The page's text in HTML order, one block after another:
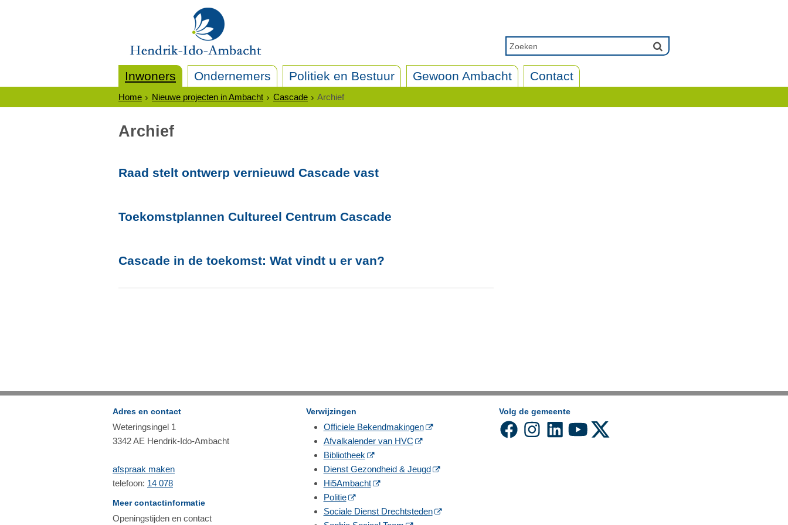
Inwoners Ondernemers Politiek en Bestuur Gewoon Ambacht Contact
Home Nieuwe projecten in Ambacht Cascade Archief
Archief
Raad stelt ontwerp vernieuwd Cascade vast
Toekomstplannen Cultureel Centrum Cascade
Cascade in de toekomst: Wat vindt u er van?
Adres en contact
Weteringsingel 1
3342 AE Hendrik-Ido-Ambacht
afspraak maken
telefoon: 14 078
Meer contactinformatie
Openingstijden en contact
Verwijzingen
Officiele Bekendmakingen
Afvalkalender van HVC
Bibliotheek
Dienst Gezondheid & Jeugd
Hi5Ambacht
Politie
Sociale Dienst Drechtsteden
Volg de gemeente